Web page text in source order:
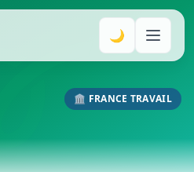
🌙
🏛️ FRANCE TRAVAIL